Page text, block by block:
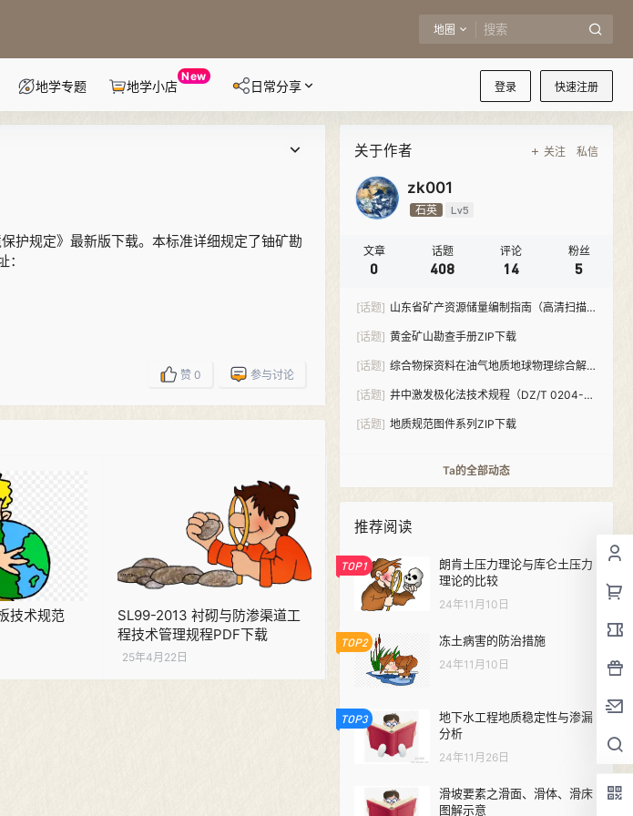
地圈
登录 快速注册
地学专题 地学小店
New
日常分享
护规定》最新版下载。本标准详细规定了铀矿勘
赞 0 参与讨论
技术规范
SL99-2013 衬砌与防渗渠道工
程技术管理规程PDF下载
25年4月22日
关于作者 关注 私信
zk001
石英 Lv5
文章
0
话题
408
评论
14
粉丝
5
[话题] 山东省矿产资源储量编制指南（高清扫描
[话题] 黄金矿山勘查手册ZIP下载
[话题] 综合物探资料在油气地质地球物理综合解
[话题] 井中激发极化法技术规程（DZ/T 0204-
[话题] 地质规范图件系列ZIP下载
Ta的全部动态
推荐阅读
TOP1
朗肯土压力理论与库仑土压力
理论的比较
24年11月10日
TOP2 冻土病害的防治措施
24年11月10日
TOP3
地下水工程地质稳定性与渗漏
分析
24年11月26日
滑坡要素之滑面、滑体、滑床
图解示意